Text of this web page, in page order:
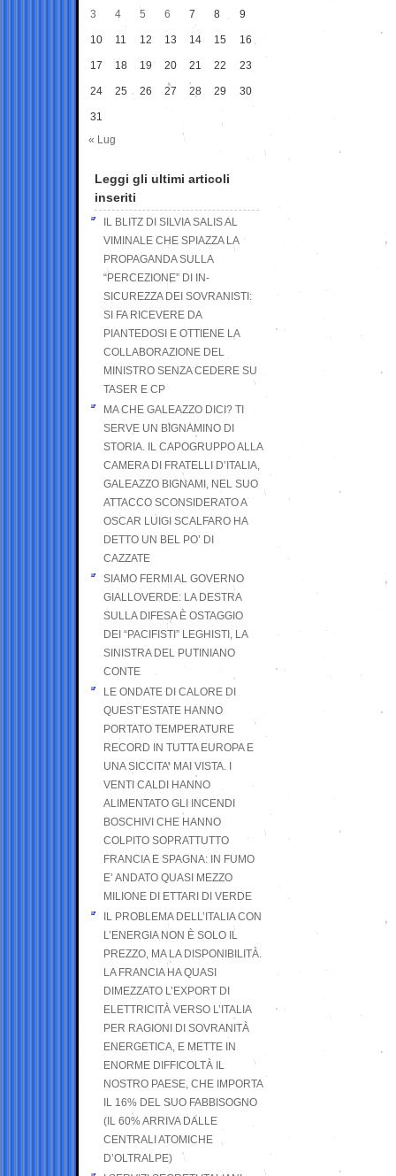
3 4 5 6 7 8 9
10 11 12 13 14 15 16
17 18 19 20 21 22 23
24 25 26 27 28 29 30
31
« Lug
Leggi gli ultimi articoli
inseriti
IL BLITZ DI SILVIA SALIS AL
VIMINALE CHE SPIAZZA LA
PROPAGANDA SULLA
“PERCEZIONE” DI IN-
SICUREZZA DEI SOVRANISTI:
SI FA RICEVERE DA
PIANTEDOSI E OTTIENE LA
COLLABORAZIONE DEL
MINISTRO SENZA CEDERE SU
TASER E CP
MA CHE GALEAZZO DICI? TI
SERVE UN BIGNAMINO DI
STORIA. IL CAPOGRUPPO ALLA
CAMERA DI FRATELLI D’ITALIA,
GALEAZZO BIGNAMI, NEL SUO
ATTACCO SCONSIDERATO A
OSCAR LUIGI SCALFARO HA
DETTO UN BEL PO’ DI
CAZZATE
SIAMO FERMI AL GOVERNO
GIALLOVERDE: LA DESTRA
SULLA DIFESA È OSTAGGIO
DEI “PACIFISTI” LEGHISTI, LA
SINISTRA DEL PUTINIANO
CONTE
LE ONDATE DI CALORE DI
QUEST’ESTATE HANNO
PORTATO TEMPERATURE
RECORD IN TUTTA EUROPA E
UNA SICCITA’ MAI VISTA. I
VENTI CALDI HANNO
ALIMENTATO GLI INCENDI
BOSCHIVI CHE HANNO
COLPITO SOPRATTUTTO
FRANCIA E SPAGNA: IN FUMO
E’ ANDATO QUASI MEZZO
MILIONE DI ETTARI DI VERDE
IL PROBLEMA DELL’ITALIA CON
L’ENERGIA NON È SOLO IL
PREZZO, MA LA DISPONIBILITÀ.
LA FRANCIA HA QUASI
DIMEZZATO L’EXPORT DI
ELETTRICITÀ VERSO L’ITALIA
PER RAGIONI DI SOVRANITÀ
ENERGETICA, E METTE IN
ENORME DIFFICOLTÀ IL
NOSTRO PAESE, CHE IMPORTA
IL 16% DEL SUO FABBISOGNO
(IL 60% ARRIVA DALLE
CENTRALI ATOMICHE
D’OLTRALPE)